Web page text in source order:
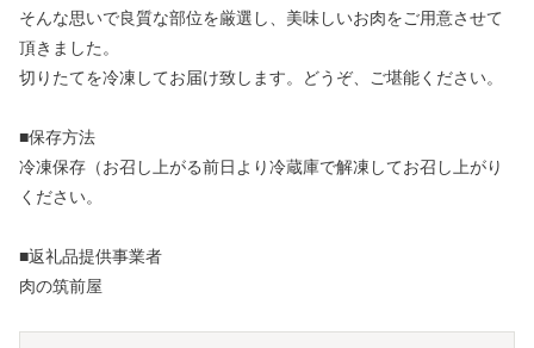
そんな思いで良質な部位を厳選し、美味しいお肉をご用意させて
頂きました。
切りたてを冷凍してお届け致します。どうぞ、ご堪能ください。
■保存方法
冷凍保存（お召し上がる前日より冷蔵庫で解凍してお召し上がり
ください。
■返礼品提供事業者
肉の筑前屋